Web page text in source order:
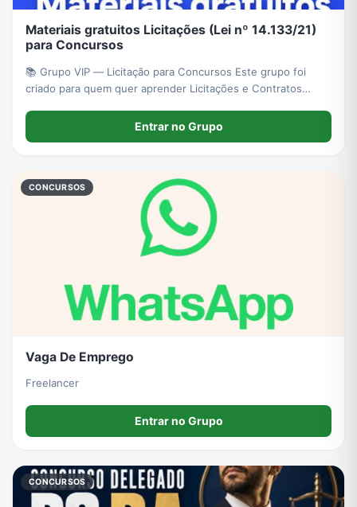
Materiais gratuitos Licitações (Lei nº 14.133/21)
para Concursos
📚 Grupo VIP — Licitação para Concursos Este grupo foi
criado para quem quer aprender Licitações e Contratos
Entrar no Grupo
CONCURSOS
Vaga De Emprego
Freelancer
Entrar no Grupo
CONCURSOS